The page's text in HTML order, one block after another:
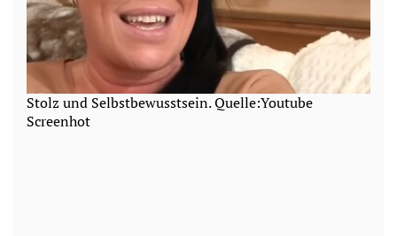
Stolz und Selbstbewusstsein. Quelle:Youtube
Screenhot